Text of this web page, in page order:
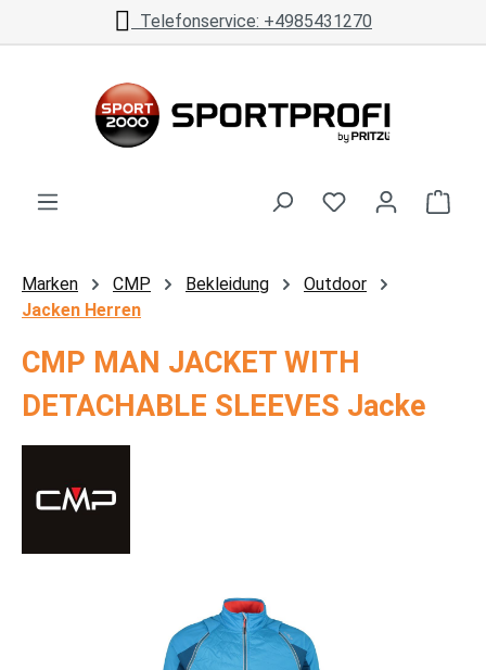
Zum Hauptinhalt springenTelefonservice: +4985431270
Marken CMP Bekleidung
Outdoor
Jacken Herren
CMP MAN JACKET WITH
DETACHABLE SLEEVES Jacke